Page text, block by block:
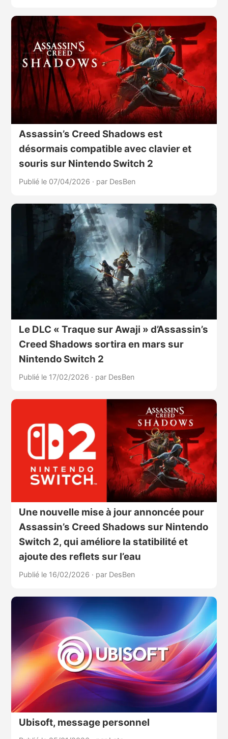
Assassin’s Creed Shadows est
désormais compatible avec clavier et
souris sur Nintendo Switch 2
Publié le 07/04/2026 · par DesBen
Le DLC « Traque sur Awaji » d’Assassin’s
Creed Shadows sortira en mars sur
Nintendo Switch 2
Publié le 17/02/2026 · par DesBen
Une nouvelle mise à jour annoncée pour
Assassin’s Creed Shadows sur Nintendo
Switch 2, qui améliore la statibilité et
ajoute des reflets sur l’eau
Publié le 16/02/2026 · par DesBen
Ubisoft, message personnel